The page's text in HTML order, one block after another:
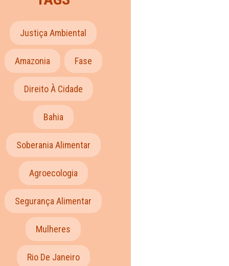
Justiça Ambiental
Amazonia Fase
Direito À Cidade
Bahia
Soberania Alimentar
Agroecologia
Segurança Alimentar
Mulheres
Rio De Janeiro